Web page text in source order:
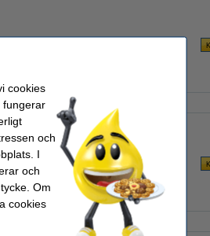
cookies
fungerar
och
I
och
Om
cookies